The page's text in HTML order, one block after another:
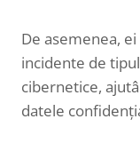
De asemenea,
incidente de
cibernetice,
datele